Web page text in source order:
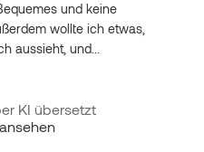
und keine
wollte ich etwas,
aussieht, und...
KI übersetzt